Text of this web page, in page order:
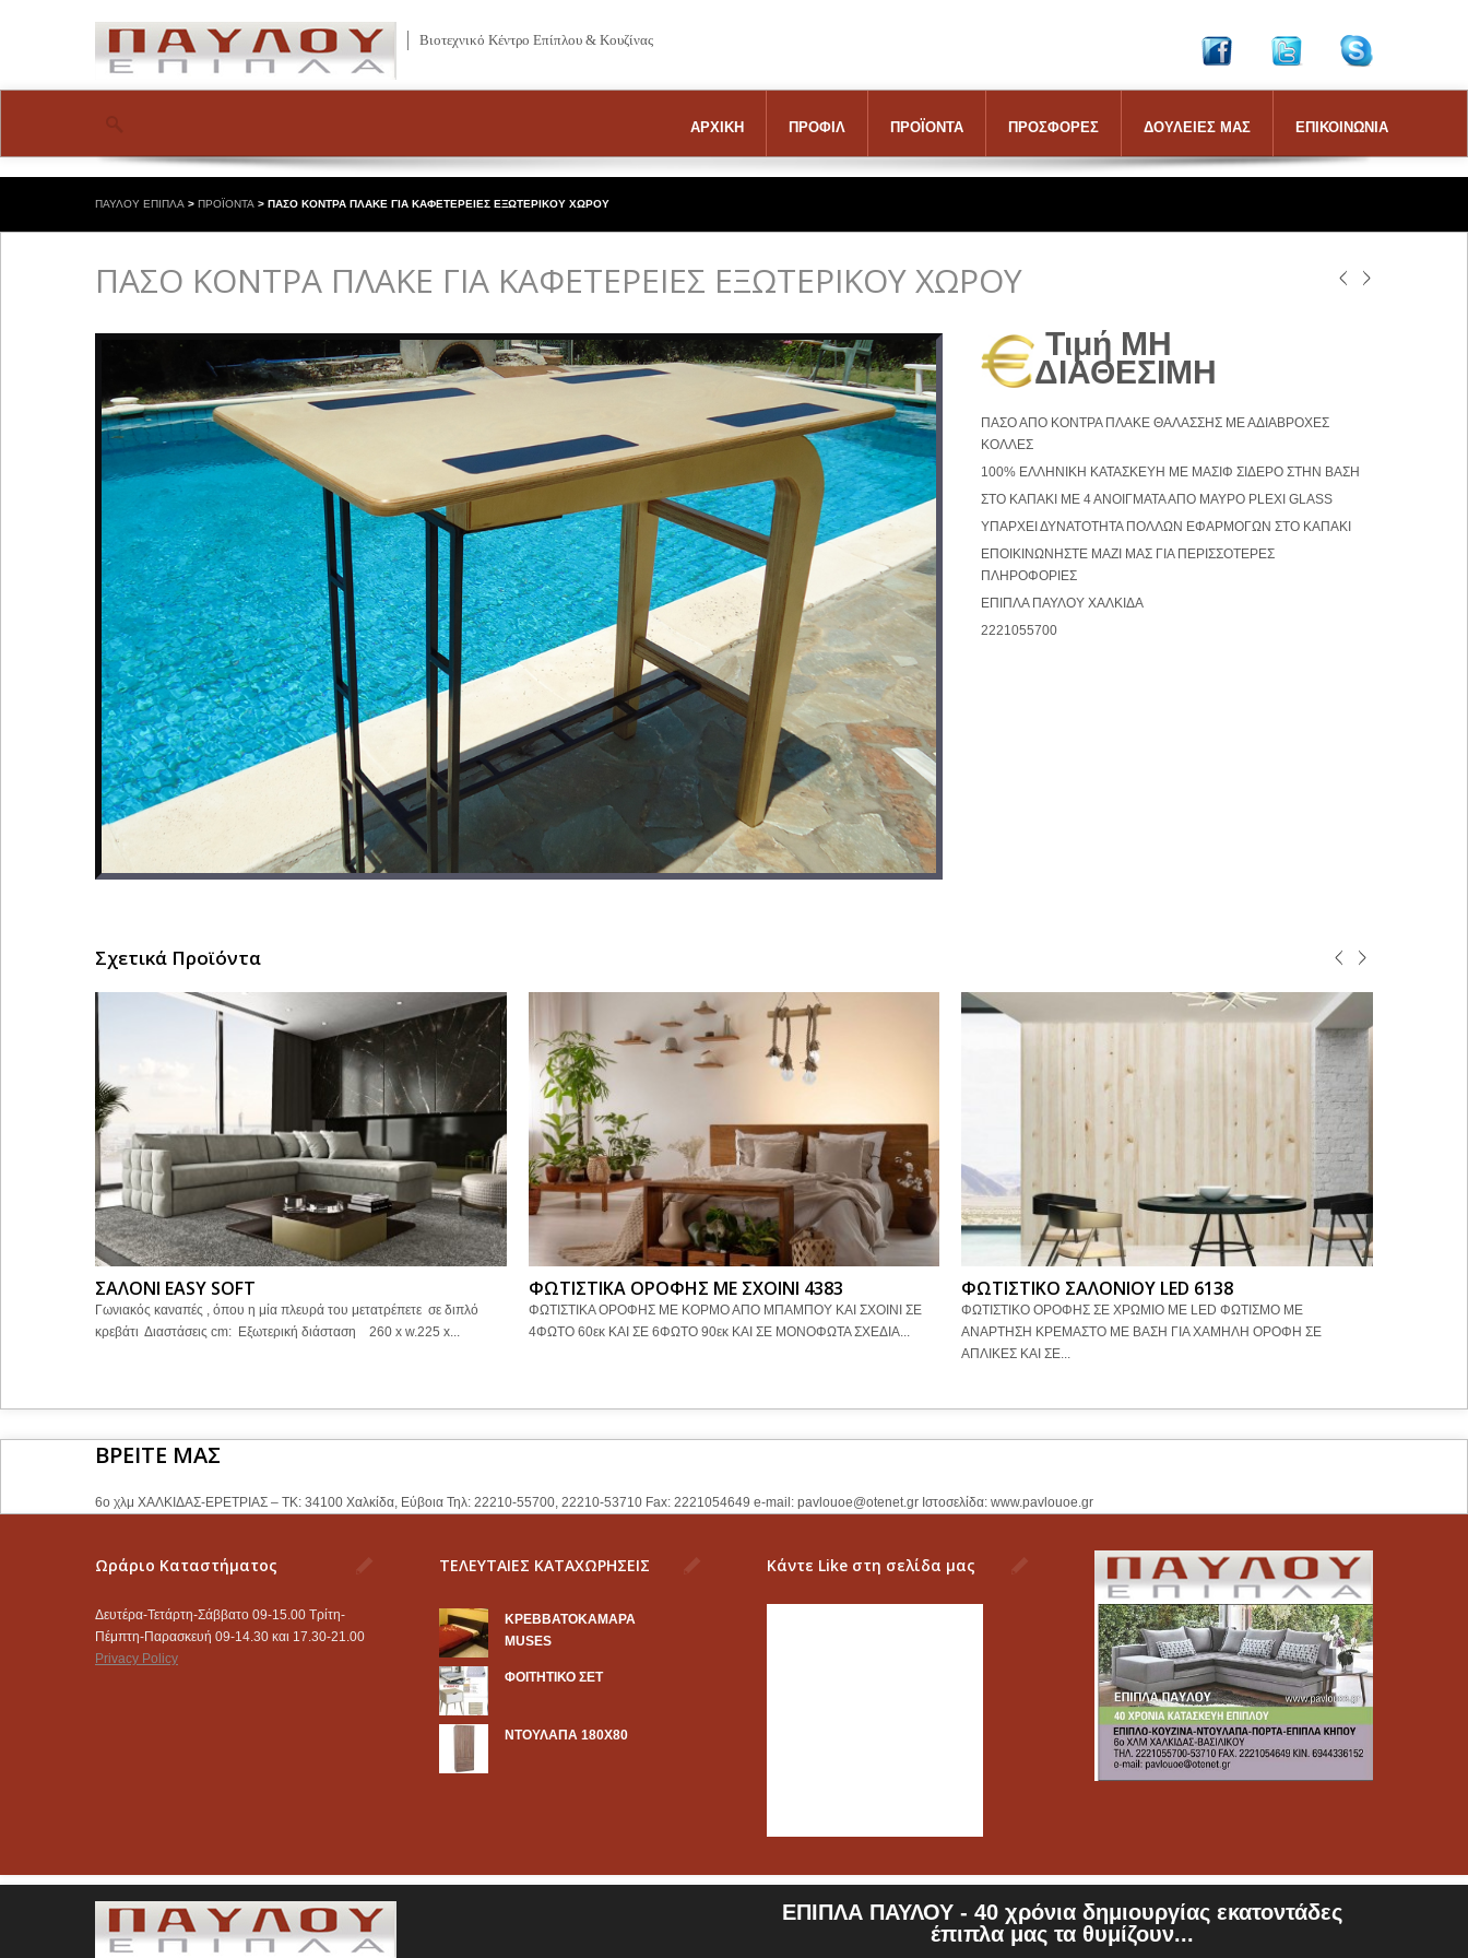
Βιοτεχνικό Κέντρο Επίπλου & Κουζίνας
ΑΡΧΙΚΗ ΠΡΟΦΙΛ ΠΡΟΪΟΝΤΑ ΠΡΟΣΦΟΡΕΣ ΔΟΥΛΕΙΕΣ ΜΑΣ ΕΠΙΚΟΙΝΩΝΙΑ
ΠΑΥΛΟΥ ΕΠΙΠΛΑ > ΠΡΟΪΟΝΤΑ > ΠΑΣΟ ΚΟΝΤΡΑ ΠΛΑΚΕ ΓΙΑ ΚΑΦΕΤΕΡΕΙΕΣ ΕΞΩΤΕΡΙΚΟΥ ΧΩΡΟΥ
ΠΑΣΟ ΚΟΝΤΡΑ ΠΛΑΚΕ ΓΙΑ ΚΑΦΕΤΕΡΕΙΕΣ ΕΞΩΤΕΡΙΚΟΥ ΧΩΡΟΥ
Τιμή ΜΗ
ΔΙΑΘΕΣΙΜΗ
ΠΑΣΟ ΑΠΟ ΚΟΝΤΡΑ ΠΛΑΚΕ ΘΑΛΑΣΣΗΣ ΜΕ ΑΔΙΑΒΡΟΧΕΣ
ΚΟΛΛΕΣ
100% ΕΛΛΗΝΙΚΗ ΚΑΤΑΣΚΕΥΗ ΜΕ ΜΑΣΙΦ ΣΙΔΕΡΟ ΣΤΗΝ ΒΑΣΗ
ΣΤΟ ΚΑΠΑΚΙ ΜΕ 4 ΑΝΟΙΓΜΑΤΑ ΑΠΟ ΜΑΥΡΟ PLEXI GLASS
ΥΠΑΡΧΕΙ ΔΥΝΑΤΟΤΗΤΑ ΠΟΛΛΩΝ ΕΦΑΡΜΟΓΩΝ ΣΤΟ ΚΑΠΑΚΙ
ΕΠΟΙΚΙΝΩΝΗΣΤΕ ΜΑΖΙ ΜΑΣ ΓΙΑ ΠΕΡΙΣΣΟΤΕΡΕΣ
ΠΛΗΡΟΦΟΡΙΕΣ
ΕΠΙΠΛΑ ΠΑΥΛΟΥ ΧΑΛΚΙΔΑ
2221055700
Σχετικά Προϊόντα
ΣΑΛΟΝΙ EASY SOFT
Γωνιακός καναπές , όπου η μία πλευρά του μετατρέπετε σε διπλό
κρεβάτι Διαστάσεις cm: Εξωτερική διάσταση 260 x w.225 x...
ΦΩΤΙΣΤΙΚΑ ΟΡΟΦΗΣ ΜΕ ΣΧΟΙΝΙ 4383
ΦΩΤΙΣΤΙΚΑ ΟΡΟΦΗΣ ΜΕ ΚΟΡΜΟ ΑΠΟ ΜΠΑΜΠΟΥ ΚΑΙ ΣΧΟΙΝΙ ΣΕ
4ΦΩΤΟ 60εκ ΚΑΙ ΣΕ 6ΦΩΤΟ 90εκ ΚΑΙ ΣΕ ΜΟΝΟΦΩΤΑ ΣΧΕΔΙΑ...
ΦΩΤΙΣΤΙΚΟ ΣΑΛΟΝΙΟΥ LED 6138
ΦΩΤΙΣΤΙΚΟ ΟΡΟΦΗΣ ΣΕ ΧΡΩΜΙΟ ΜΕ LED ΦΩΤΙΣΜΟ ΜΕ
ΑΝΑΡΤΗΣΗ ΚΡΕΜΑΣΤΟ ΜΕ ΒΑΣΗ ΓΙΑ ΧΑΜΗΛΗ ΟΡΟΦΗ ΣΕ
ΑΠΛΙΚΕΣ ΚΑΙ ΣΕ...
ΒΡΕΙΤΕ ΜΑΣ
6ο χλμ ΧΑΛΚΙΔΑΣ-ΕΡΕΤΡΙΑΣ – ΤΚ: 34100 Χαλκίδα, Εύβοια Τηλ: 22210-55700, 22210-53710 Fax: 2221054649 e-mail: pavlouoe@otenet.gr Ιστοσελίδα: www.pavlouoe.gr
Ωράριο Καταστήματος
Δευτέρα-Τετάρτη-Σάββατο 09-15.00 Τρίτη-
Πέμπτη-Παρασκευή 09-14.30 και 17.30-21.00
Privacy Policy
ΤΕΛΕΥΤΑΙΕΣ ΚΑΤΑΧΩΡΗΣΕΙΣ
KΡΕΒΒΑΤΟΚΑΜΑΡΑ
MUSES
ΦΟΙΤΗΤΙΚΟ ΣΕΤ
ΝΤΟΥΛΑΠΑ 180Χ80
Κάντε Like στη σελίδα μας
ΕΠΙΠΛΑ ΠΑΥΛΟΥ - 40 χρόνια δημιουργίας εκατοντάδες
έπιπλα μας τα θυμίζουν...